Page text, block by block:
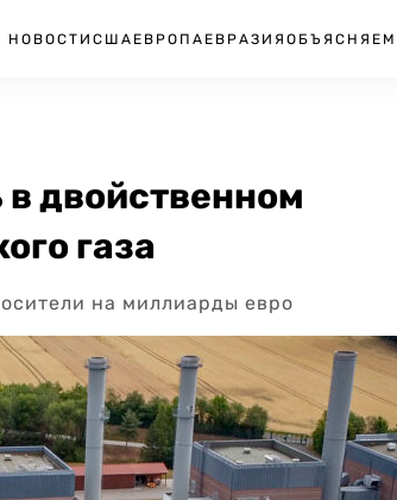
НОВОСТИ США ЕВРОПА ЕВРАЗИЯ ОБЪЯСНЯЕМ
двойственном
газа
на миллиарды евро